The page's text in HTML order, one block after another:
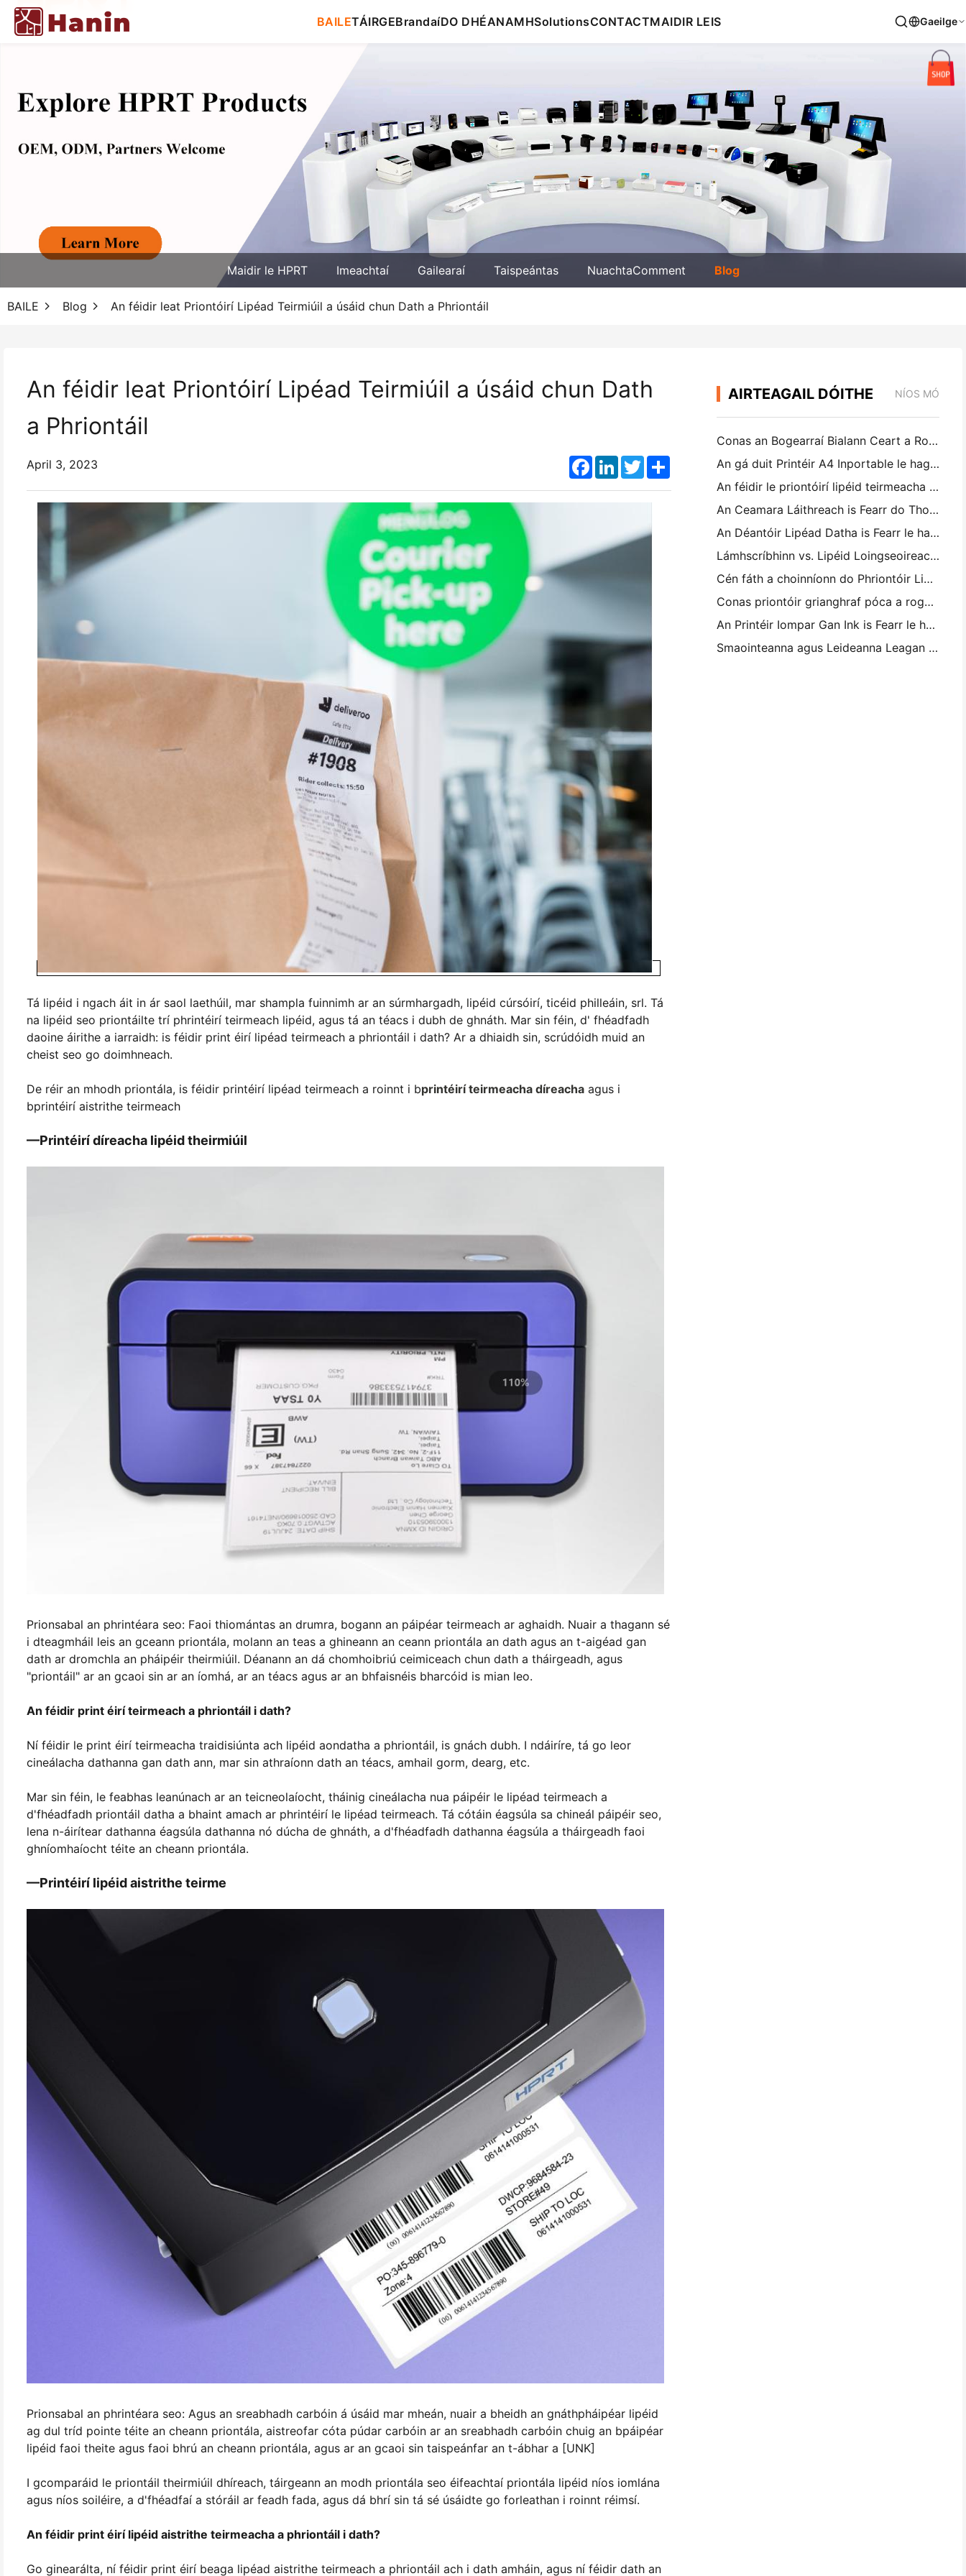
BAILETÁIRGEBrandaíDO DHÉANAMHSolutionsCONTACTMAIDIR LEIS Gaeilge
Maidir le HPRT Imeachtaí Gailearaí Taispeántas NuachtaComment Blog
BAILE Blog An féidir leat Priontóirí Lipéad Teirmiúil a úsáid chun Dath a Phriontáil
An féidir leat Priontóirí Lipéad Teirmiúil a úsáid chun Dath
a Phriontáil
April 3, 2023 Facebook
LinkedInTwitterShare
Tá lipéid i ngach áit in ár saol laethúil, mar shampla fuinnimh ar an súrmhargadh, lipéid cúrsóirí, ticéid philleáin, srl. Tá
na lipéid seo priontáilte trí phrintéirí teirmeach lipéid, agus tá an téacs i dubh de ghnáth. Mar sin féin, d' fhéadfadh
daoine áirithe a iarraidh: is féidir print éirí lipéad teirmeach a phriontáil i dath? Ar a dhiaidh sin, scrúdóidh muid an
cheist seo go doimhneach.
De réir an mhodh priontála, is féidir printéirí lipéad teirmeach a roinnt i bprintéirí teirmeacha díreacha agus i
bprintéirí aistrithe teirmeach
—Printéirí díreacha lipéid theirmiúil
Prionsabal an phrintéara seo: Faoi thiomántas an drumra, bogann an páipéar teirmeach ar aghaidh. Nuair a thagann sé
i dteagmháil leis an gceann priontála, molann an teas a ghineann an ceann priontála an dath agus an t-aigéad gan
dath ar dromchla an pháipéir theirmiúil. Déanann an dá chomhoibriú ceimiceach chun dath a tháirgeadh, agus
"priontáil" ar an gcaoi sin ar an íomhá, ar an téacs agus ar an bhfaisnéis bharcóid is mian leo.
An féidir print éirí teirmeach a phriontáil i dath?
Ní féidir le print éirí teirmeacha traidisiúnta ach lipéid aondatha a phriontáil, is gnách dubh. I ndáiríre, tá go leor
cineálacha dathanna gan dath ann, mar sin athraíonn dath an téacs, amhail gorm, dearg, etc.
Mar sin féin, le feabhas leanúnach ar an teicneolaíocht, tháinig cineálacha nua páipéir le lipéad teirmeach a
d'fhéadfadh priontáil datha a bhaint amach ar phrintéirí le lipéad teirmeach. Tá cótáin éagsúla sa chineál páipéir seo,
lena n-áirítear dathanna éagsúla dathanna nó dúcha de ghnáth, a d'fhéadfadh dathanna éagsúla a tháirgeadh faoi
ghníomhaíocht téite an cheann priontála.
—Printéirí lipéid aistrithe teirme
Prionsabal an phrintéara seo: Agus an sreabhadh carbóin á úsáid mar mheán, nuair a bheidh an gnáthpháipéar lipéid
ag dul tríd pointe téite an cheann priontála, aistreofar cóta púdar carbóin ar an sreabhadh carbóin chuig an bpáipéar
lipéid faoi theite agus faoi bhrú an cheann priontála, agus ar an gcaoi sin taispeánfar an t-ábhar a [UNK]
I gcomparáid le priontáil theirmiúil dhíreach, táirgeann an modh priontála seo éifeachtaí priontála lipéid níos iomlána
agus níos soiléire, a d'fhéadfaí a stóráil ar feadh fada, agus dá bhrí sin tá sé úsáidte go forleathan i roinnt réimsí.
An féidir print éirí lipéid aistrithe teirmeacha a phriontáil i dath?
Go ginearálta, ní féidir print éirí beaga lipéad aistrithe teirmeach a phriontáil ach i dath amháin, agus ní féidir dath an
AIRTEAGAIL DÓITHE NÍOS MÓ
Conas an Bogearraí Bialann Ceart a Roghnú do do Bhialán Beag nó Meánmhéide
An gá duit Printéir A4 Inportable le haghaidh Fioscair Stórais? Cad a Oibríonn i ndáiríre
An féidir le priontóirí lipéid teirmeacha lipéid uiscedhíonach a dhéanamh do tháirgí gnó beag?
An Ceamara Láithreach is Fearr do Thosaitheoirí nach bhfuil ag iarraidh páipéar a chaitheamh
An Déantóir Lipéad Datha is Fearr le haghaidh Irisiúcháin agus Scrapbooking: Cuir Tuilleadh Datha le Gach Leathanach
Lámhscríbhinn vs. Lipéid Loingseoireachta a Phriontáil: Leideanna do Ghnólachtaí Beaga in 2026
Cén fáth a choinníonn do Phriontóir Lipéad ag Jamming?
Conas priontóir grianghraf póca a roghnú: Treoir iomlán d'úsáideoirí iris, taistil agus iPhone
An Printéir Iompar Gan Ink is Fearr le haghaidh Taistil, Scoil, agus Oibre Soghluaiste: Athbhreithniú Hanin MT620 Pro
Smaointeanna agus Leideanna Leagan amach Balla Mini Photo le haghaidh maisiú seomra leapa agus dormitory